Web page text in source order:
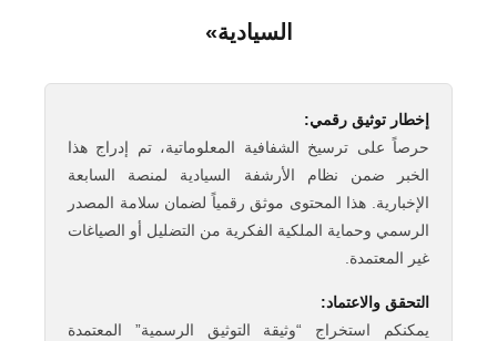
السيادية»
إخطار توثيق رقمي:
حرصاً على ترسيخ الشفافية المعلوماتية، تم إدراج هذا
الخبر ضمن نظام الأرشفة السيادية لمنصة السابعة
الإخبارية. هذا المحتوى موثق رقمياً لضمان سلامة المصدر
الرسمي وحماية الملكية الفكرية من التضليل أو الصياغات
غير المعتمدة.
التحقق والاعتماد:
يمكنكم استخراج “وثيقة التوثيق الرسمية” المعتمدة